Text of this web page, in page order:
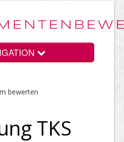
bewerten
TKS